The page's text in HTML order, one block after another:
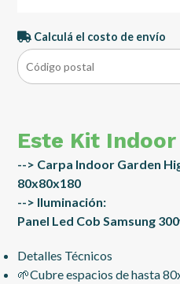
Calculá el costo de envío
Este Kit
--> Carpa Indoor Garden
80x80x180
--> Iluminación:
Panel Led Cob Samsung
Detalles Técnicos
🌱Cubre espacios de hasta